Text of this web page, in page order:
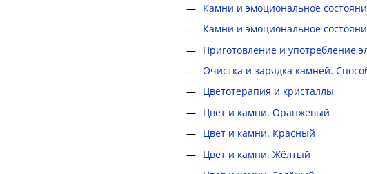
Камни и эмоциональное
Камни и эмоциональное
Приготовление и употребление
Очистка и зарядка камней.
Цветотерапия и кристаллы
Цвет и камни. Оранжевый
Цвет и камни. Красный
Цвет и камни. Жёлтый